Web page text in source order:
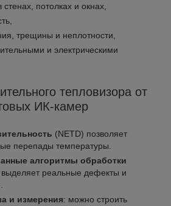
потолках и окнах,
трещины и неплотности,
и электрическими
тепловизора от
ИК-камер
(NETD) позволяет
перепады температуры.
алгоритмы обработки
реальные дефекты и
и измерения: можно строить